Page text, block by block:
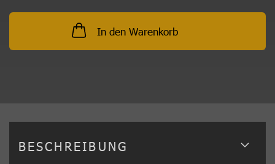
In den Warenkorb
BESCHREIBUNG